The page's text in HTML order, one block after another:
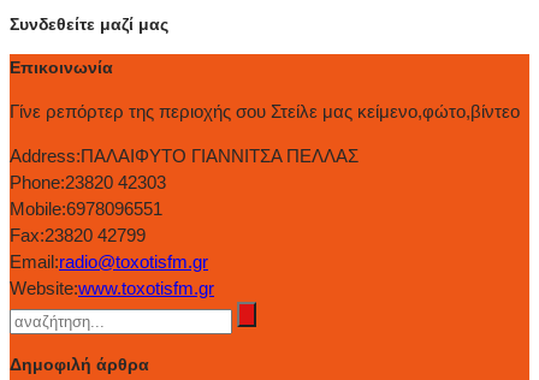
Συνδεθείτε μαζί μας
Επικοινωνία
Γίνε ρεπόρτερ της περιοχής σου Στείλε μας κείμενο,φώτο,βίντεο
Address:ΠΑΛΑΙΦΥΤΟ ΓΙΑΝΝΙΤΣΑ ΠΕΛΛΑΣ
Phone:23820 42303
Mobile:6978096551
Fax:23820 42799
Email:radio@toxotisfm.gr
Website:www.toxotisfm.gr
Δημοφιλή άρθρα